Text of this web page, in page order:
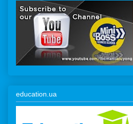
education.ua